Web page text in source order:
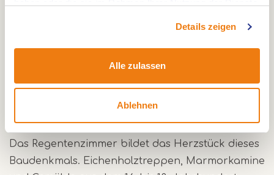
Details zeigen
Alle zulassen
Ablehnen
das Gebäude eine neue Bestimmung, als
Kanonikus Goswinus de Bors hier ein Allgemeines
Hospital für Arme, Waisen und ältere Menschen
einrichtete.
Das Regentenzimmer bildet das Herzstück dieses
Baudenkmals. Eichenholztreppen, Marmorkamine